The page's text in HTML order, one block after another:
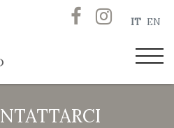
IT EN